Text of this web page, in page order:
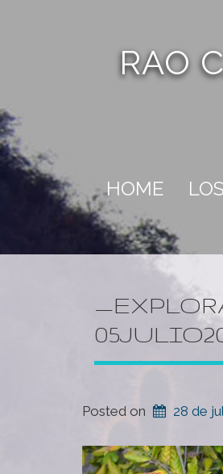
RAO
HOME
Posted on 28 de